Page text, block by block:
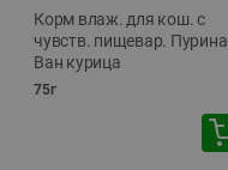
Корм влаж. для кош. с
чувств. пищевар. Пурина
Ван курица
75г